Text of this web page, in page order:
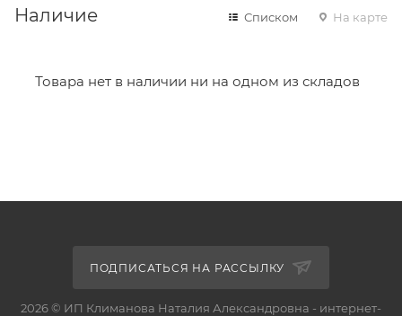
Наличие Списком На карте
Товара нет в наличии ни на одном из складов
ПОДПИСАТЬСЯ НА РАССЫЛКУ
2026 © ИП Климанова Наталия Александровна - интернет-